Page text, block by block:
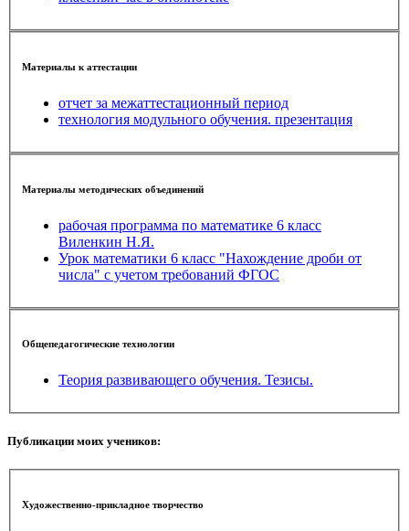
Материалы к аттестации
отчет за межаттестационный период
технология модульного обучения. презентация
Материалы методических объединений
рабочая программа по математике 6 класс
Виленкин Н.Я.
Урок математики 6 класс "Нахождение дроби от
числа" с учетом требований ФГОС
Общепедагогические технологии
Теория развивающего обучения. Тезисы.
Публикации моих учеников:
Художественно-прикладное творчество